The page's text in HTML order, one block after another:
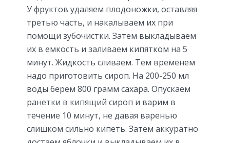
У фруктов удаляем плодоножки, оставляя
третью часть, и накалываем их при
помощи зубочистки. Затем выкладываем
их в емкость и заливаем кипятком на 5
минут. Жидкость сливаем. Тем временем
надо приготовить сироп. На 200-250 мл
воды берем 800 грамм сахара. Опускаем
ранетки в кипящий сироп и варим в
течение 10 минут, не давая варенью
слишком сильно кипеть. Затем аккуратно